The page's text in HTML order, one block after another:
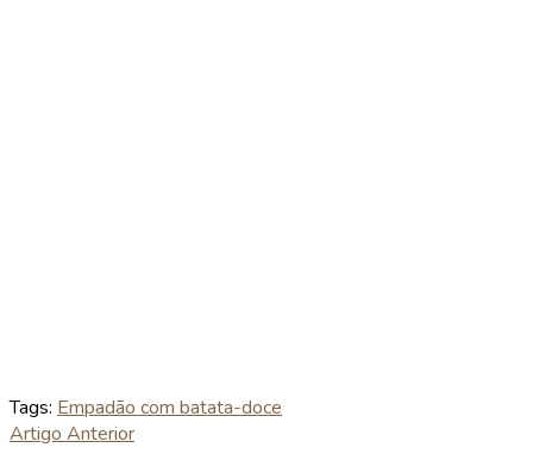
Tags: Empadão com batata-doce
Artigo Anterior